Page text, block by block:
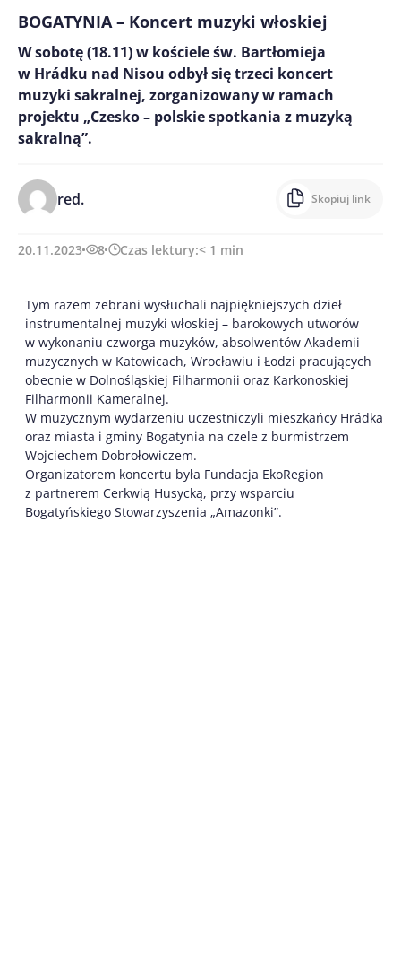
BOGATYNIA – Koncert muzyki włoskiej
W sobotę (18.11) w kościele św. Bartłomieja
w Hrádku nad Nisou odbył się trzeci koncert
muzyki sakralnej, zorganizowany w ramach
projektu „Czesko – polskie spotkania z muzyką
sakralną”.
red. Skopiuj link
20.11.2023 8 Czas lektury:< 1 min
Tym razem zebrani wysłuchali najpiękniejszych dzieł
instrumentalnej muzyki włoskiej – barokowych utworów
w wykonaniu czworga muzyków, absolwentów Akademii
muzycznych w Katowicach, Wrocławiu i Łodzi pracujących
obecnie w Dolnośląskiej Filharmonii oraz Karkonoskiej
Filharmonii Kameralnej.
W muzycznym wydarzeniu uczestniczyli mieszkańcy Hrádka
oraz miasta i gminy Bogatynia na czele z burmistrzem
Wojciechem Dobrołowiczem.
Organizatorem koncertu była Fundacja EkoRegion
z partnerem Cerkwią Husycką, przy wsparciu
Bogatyńskiego Stowarzyszenia „Amazonki”.